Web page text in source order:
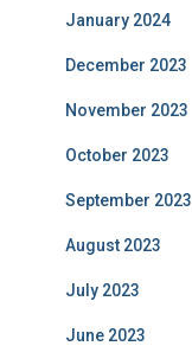
January 2024
December 2023
November 2023
October 2023
September 2023
August 2023
July 2023
June 2023